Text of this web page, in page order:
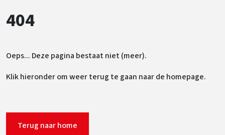
404
Oeps... Deze pagina bestaat niet (meer).
Klik hieronder om weer terug te gaan naar de homepage.
Terug naar home